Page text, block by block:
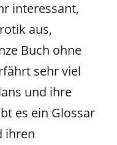
interessant,
aus,
Buch ohne
sehr viel
und ihre
es ein Glossar
ihren